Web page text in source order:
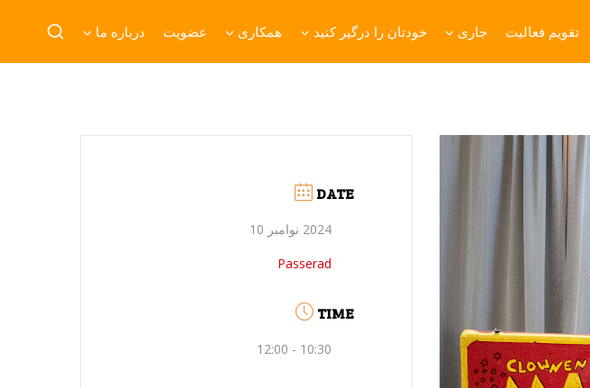
تقویم فعالیت جاری خودتان را درگیر کنید همکاری عضویت درباره ما
DATE
2024 نوامبر 10
Passerad
TIME
10:30 - 12:00